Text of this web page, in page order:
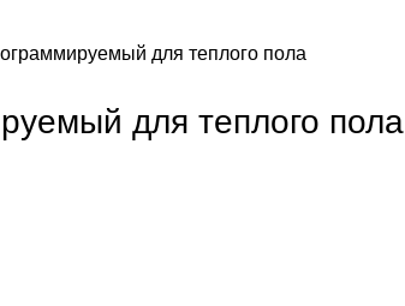
для теплого пола
для теплого пола